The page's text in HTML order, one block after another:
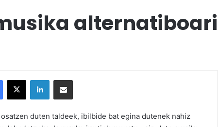
duten taldeek, ibilbide bat egina dutenek nahiz